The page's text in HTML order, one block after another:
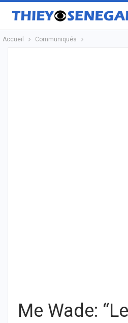
Accueil Communiqués
Me Wade: